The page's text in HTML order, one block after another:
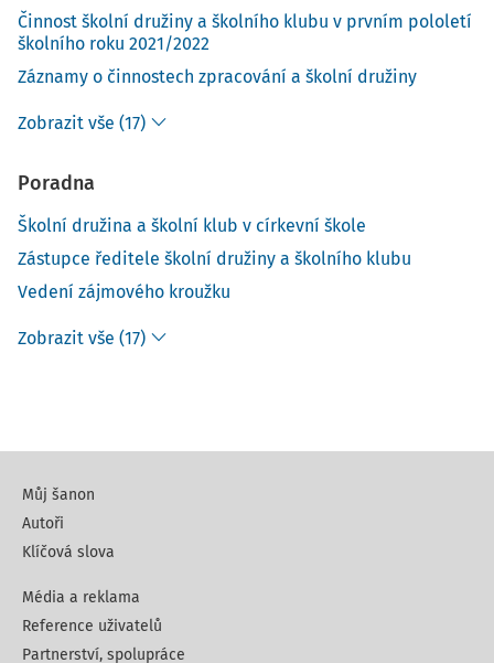
Činnost školní družiny a školního klubu v prvním pololetí
školního roku 2021/2022
Záznamy o činnostech zpracování a školní družiny
Zobrazit vše (17)
Poradna
Školní družina a školní klub v církevní škole
Zástupce ředitele školní družiny a školního klubu
Vedení zájmového kroužku
Zobrazit vše (17)
Můj šanon
Autoři
Klíčová slova
Média a reklama
Reference uživatelů
Partnerství, spolupráce